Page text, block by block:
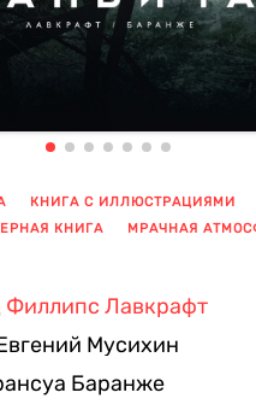
КНИГА С ИЛЛЮСТРАЦИЯМИ
КНИГА МРАЧНАЯ
Филлипс Лавкрафт
Мусихин
Баранже